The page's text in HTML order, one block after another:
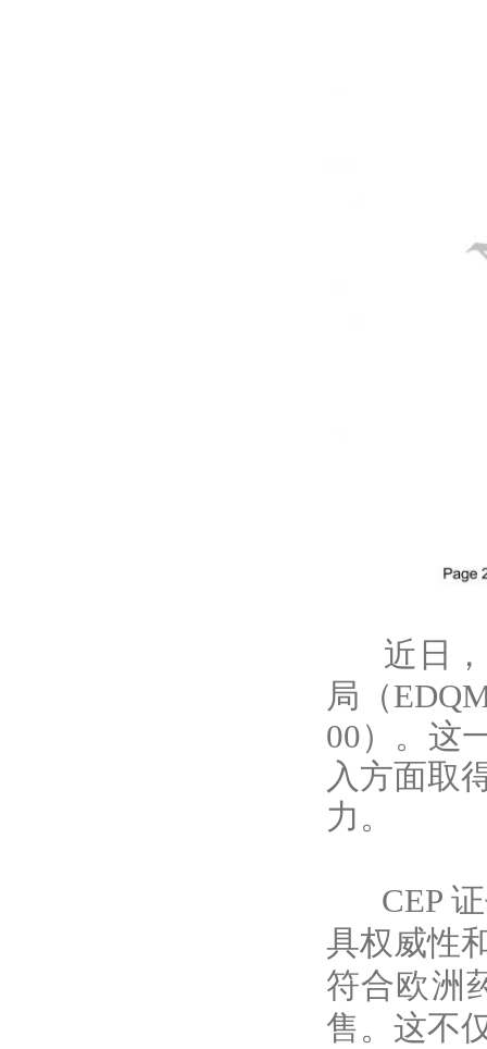
近日
局（
00）。这
入方面取
力。
CEP 证
具权威性
符合欧洲
售。这不